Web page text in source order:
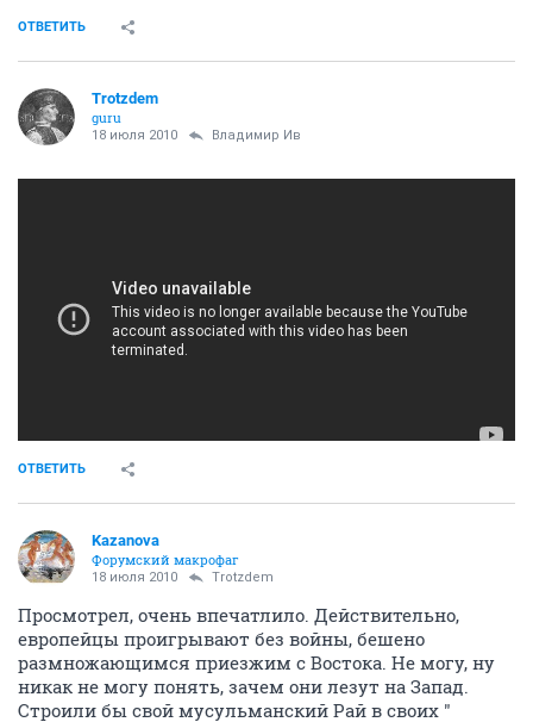
ОТВЕТИТЬ
Trotzdem
guru
18 июля 2010 Владимир Ив
ОТВЕТИТЬ
Kazanova
Форумский макрофаг
18 июля 2010 Trotzdem
Просмотрел, очень впечатлило. Действительно,
европейцы проигрывают без войны, бешено
размножающимся приезжим с Востока. Не могу, ну
никак не могу понять, зачем они лезут на Запад.
Строили бы свой мусульманский Рай в своих "